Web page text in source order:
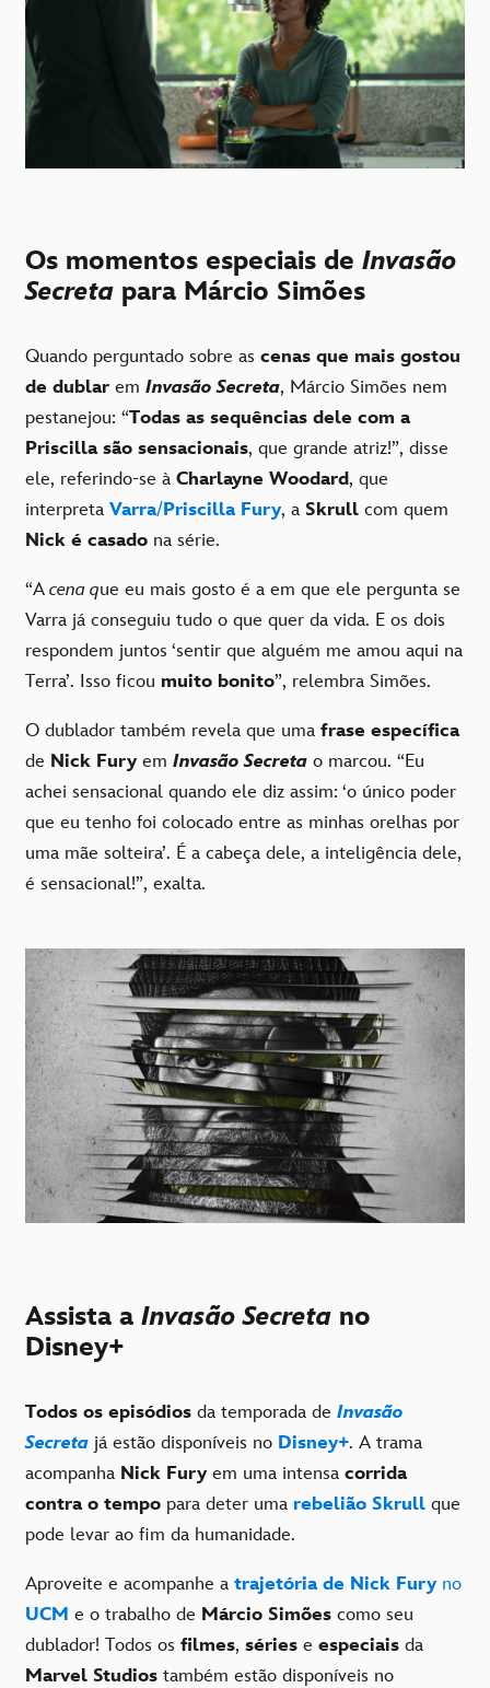
Os momentos especiais de Invasão
Secreta para Márcio Simões
Quando perguntado sobre as cenas que mais gostou
de dublar em Invasão Secreta, Márcio Simões nem
pestanejou: “Todas as sequências dele com a
Priscilla são sensacionais, que grande atriz!”, disse
ele, referindo-se à Charlayne Woodard, que
interpreta Varra/Priscilla Fury, a Skrull com quem
Nick é casado na série.
“A cena que eu mais gosto é a em que ele pergunta se
Varra já conseguiu tudo o que quer da vida. E os dois
respondem juntos ‘sentir que alguém me amou aqui na
Terra’. Isso ficou muito bonito”, relembra Simões.
O dublador também revela que uma frase específica
de Nick Fury em Invasão Secreta o marcou. “Eu
achei sensacional quando ele diz assim: ‘o único poder
que eu tenho foi colocado entre as minhas orelhas por
uma mãe solteira’. É a cabeça dele, a inteligência dele,
é sensacional!”, exalta.
Assista a Invasão Secreta no
Disney+
Todos os episódios da temporada de Invasão
Secreta já estão disponíveis no Disney+. A trama
acompanha Nick Fury em uma intensa corrida
contra o tempo para deter uma rebelião Skrull que
pode levar ao fim da humanidade.
Aproveite e acompanhe a trajetória de Nick Fury no
UCM e o trabalho de Márcio Simões como seu
dublador! Todos os filmes, séries e especiais da
Marvel Studios também estão disponíveis no